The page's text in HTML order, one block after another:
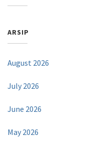
ARSIP
August 2026
July 2026
June 2026
May 2026